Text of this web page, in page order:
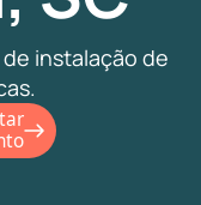
instalação de